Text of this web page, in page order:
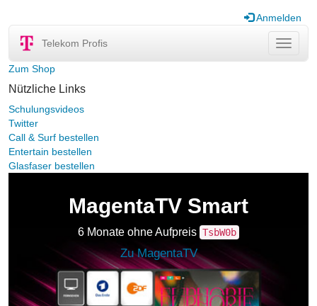
Anmelden
ein-/
Telekom Profis
Zum Shop
Nützliche Links
Schulungsvideos
Twitter
Call & Surf bestellen
Entertain bestellen
Glasfaser bestellen
MagentaTV Smart
6 Monate ohne Aufpreis TsbW0b
Zu MagentaTV